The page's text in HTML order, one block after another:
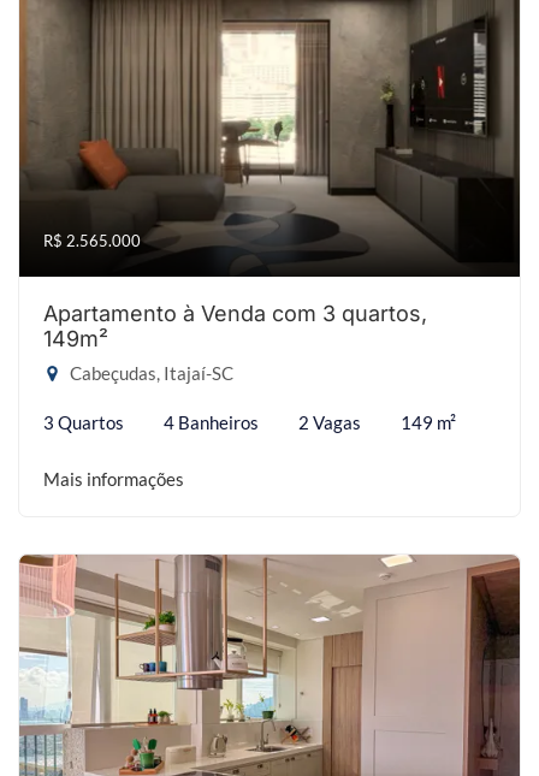
R$ 2.565.000
Apartamento à Venda com 3 quartos,
149m²
Cabeçudas, Itajaí-SC
3 Quartos 4 Banheiros 2 Vagas 149 m²
Mais informações